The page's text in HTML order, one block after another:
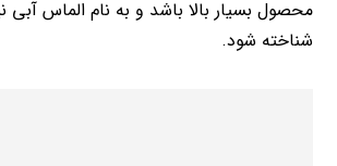
محصول بسیار بالا باشد و به نام الماس آبی
شناخته شود.